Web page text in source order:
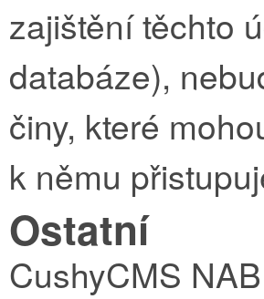
zajištění těchto
databáze),
činy, které
k němu
Ostatní
CushyCMS